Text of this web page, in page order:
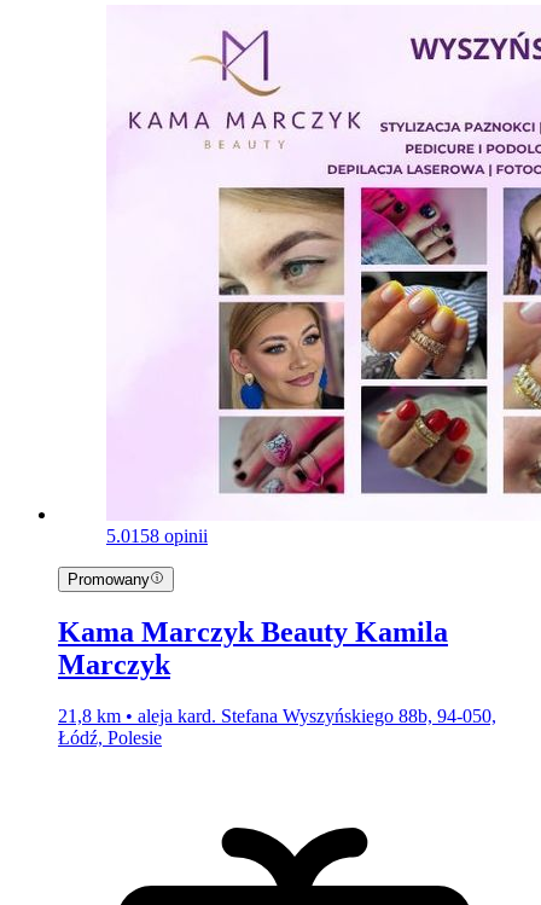
5.0158 opinii
Promowany
Kama Marczyk Beauty Kamila
Marczyk
21,8 km • aleja kard. Stefana Wyszyńskiego 88b, 94-050,
Łódź, Polesie